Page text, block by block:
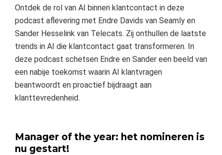
Ontdek de rol van AI binnen klantcontact in deze
podcast aflevering met Endre Davids van Seamly en
Sander Hesselink van Telecats. Zij onthullen de laatste
trends in AI die klantcontact gaat transformeren. In
deze podcast schetsen Endre en Sander een beeld van
een nabije toekomst waarin AI klantvragen
beantwoordt en proactief bijdraagt aan
klanttevredenheid.
Manager of the year: het nomineren is
nu gestart!